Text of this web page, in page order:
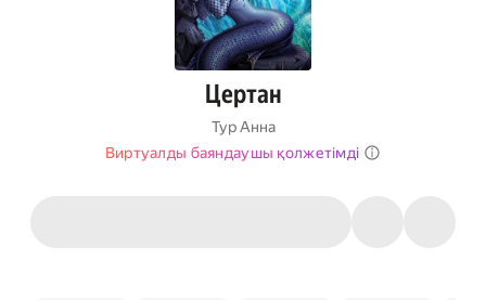
Цертан
Тур Анна
Виртуалды баяндаушы қолжетімді